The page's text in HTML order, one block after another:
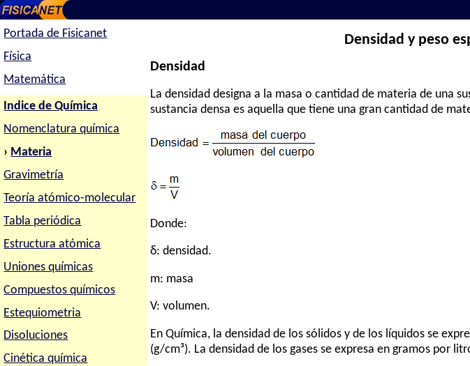
Portada de Fisicanet
Física
Matemática
Indice de Química
Nomenclatura química
› Materia
Gravimetría
Teoría atómico-molecular
Tabla periódica
Estructura atómica
Uniones químicas
Compuestos químicos
Estequiometria
Disoluciones
Cinética química
Densidad y peso
Densidad
La densidad designa a la masa o cantidad de materia de una
sustancia densa es aquella que tiene una gran cantidad de
Donde:
δ: densidad.
m: masa
V: volumen.
En Química, la densidad de los sólidos y de los líquidos se
(g/cm³). La densidad de los gases se expresa en gramos por